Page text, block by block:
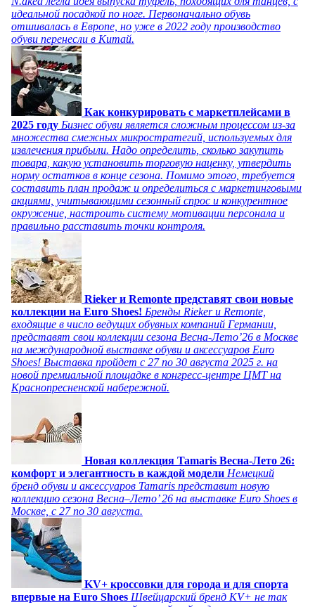
идеальной посадкой по ноге. Первоначально обувь
отшивалась в Европе, но уже в 2022 году производство
обуви перенесли в Китай.
Как конкурировать с маркетплейсами в
2025 году Бизнес обуви является сложным процессом из-за
множества смежных микростратегий, используемых для
извлечения прибыли. Надо определить, сколько закупить
товара, какую установить торговую наценку, утвердить
норму остатков в конце сезона. Помимо этого, требуется
составить план продаж и определиться с маркетинговыми
акциями, учитывающими сезонный спрос и конкурентное
окружение, настроить систему мотивации персонала и
правильно расставить точки контроля.
Rieker и Remonte представят свои новые
коллекции на Euro Shoes! Бренды Rieker и Remonte,
входящие в число ведущих обувных компаний Германии,
представят свои коллекции сезона Весна-Лето’26 в Москве
на международной выставке обуви и аксессуаров Euro
Shoes! Выставка пройдет c 27 по 30 августа 2025 г. на
новой премиальной площадке в конгресс-центре ЦМТ на
Краснопресненской набережной.
Новая коллекция Tamaris Весна-Лето 26:
комфорт и элегантность в каждой модели Немецкий
бренд обуви и аксессуаров Tamaris представит новую
коллекцию сезона Весна–Лето’ 26 на выставке Euro Shoes в
Москве, с 27 по 30 августа.
KV+ кроссовки для города и для спорта
впервые на Euro Shoes Швейцарский бренд KV+ не так